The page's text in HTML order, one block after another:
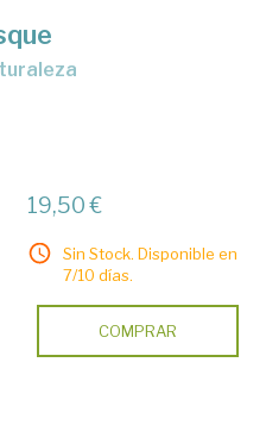
19,50 €
Sin Stock. Disponible en
7/10 días.
COMPRAR